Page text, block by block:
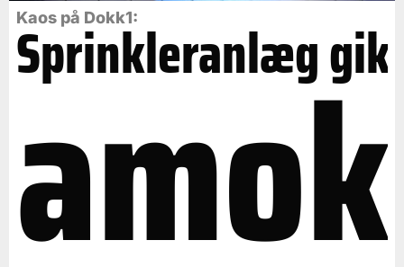
Kaos på Dokk1:
Sprinkleranlæg gik
amok